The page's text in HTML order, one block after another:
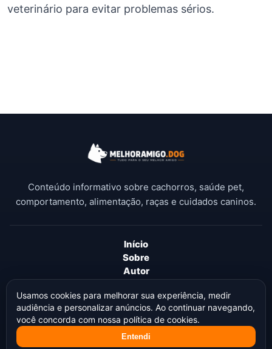
veterinário para evitar problemas sérios.
Conteúdo informativo sobre cachorros, saúde pet,
comportamento, alimentação, raças e cuidados caninos.
Início
Sobre
Autor
Termos de Uso
Política de Privacidade
Política de Cookies
Política Editorial
Usamos cookies para melhorar sua experiência, medir
audiência e personalizar anúncios. Ao continuar navegando,
você concorda com nossa política de cookies.
Entendi